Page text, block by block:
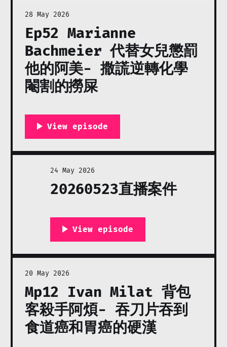
Ep52 Marianne
Bachmeier 代替女兒懲罰
他的阿美- 撒謊逆轉化學
閹割的撈屎
28 May 2026
20260523直播案件
24 May 2026
Mp12 Ivan Milat 背包
客殺手阿煩- 吞刀片吞到
食道癌和胃癌的硬漢
20 May 2026